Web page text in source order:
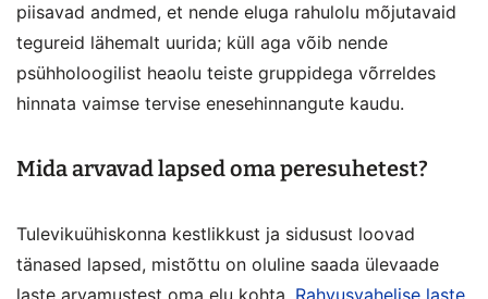
piisavad andmed, et nende eluga rahulolu mõjutavaid
tegureid lähemalt uurida; küll aga võib nende
psühholoogilist heaolu teiste gruppidega võrreldes
hinnata vaimse tervise enesehinnangute kaudu.
Mida arvavad lapsed oma peresuhetest?
Tulevikuühiskonna kestlikkust ja sidusust loovad
tänased lapsed, mistõttu on oluline saada ülevaade
laste arvamustest oma elu kohta. Rahvusvahelise laste